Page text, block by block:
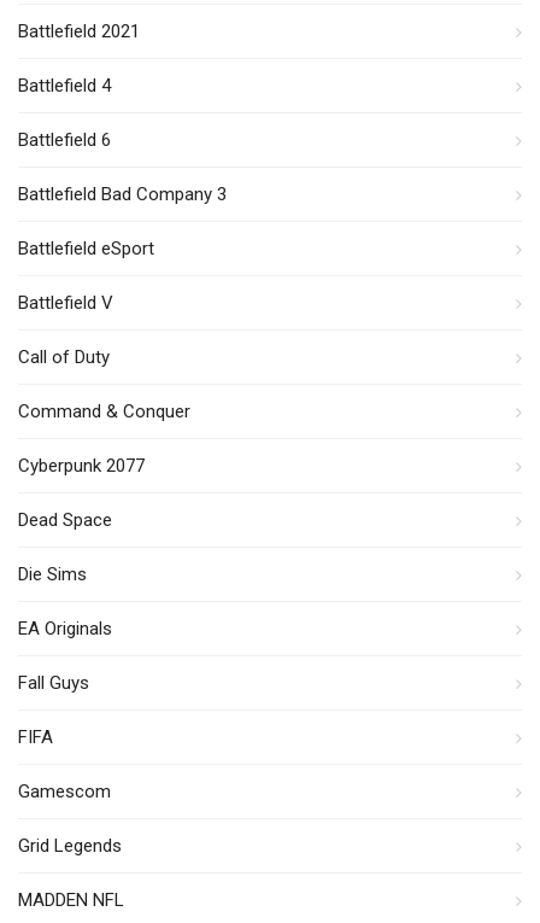
Battlefield 2021
Battlefield 4
Battlefield 6
Battlefield Bad Company 3
Battlefield eSport
Battlefield V
Call of Duty
Command & Conquer
Cyberpunk 2077
Dead Space
Die Sims
EA Originals
Fall Guys
FIFA
Gamescom
Grid Legends
MADDEN NFL